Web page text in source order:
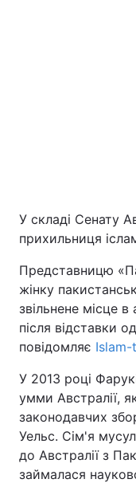
Дніпро
Одеса
Спорт
Техно і зв'язок
Зброя
У складі Сенату
прихильниця
Представницю
жінку
звільнене місце
після відставки
повідомляє Islam-
У 2013 році
умми Австралії,
законодавчих
Уельс. Сім'я
до Австралії з
займалася